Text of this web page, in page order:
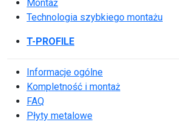
Montaż
Technologia szybkiego montażu
T-PROFILE
Informacje ogólne
Kompletność i montaż
FAQ
Płyty metalowe